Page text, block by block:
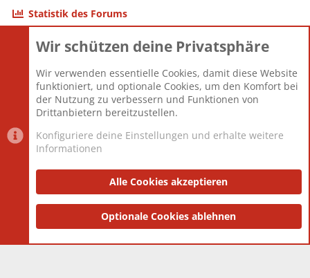
Statistik des Forums
Themen
Mitglieder
12.427
Neuestes Mitglied
Berlin
Datenschutzerklärung Impressum
Community platform by XenForo® © 2010-2025 XenForo Ltd.
and add-ons by ThemeHouse
Wir schützen deine Privatsphäre
Wir verwenden essentielle Cookies, damit diese Website
funktioniert, und optionale Cookies, um den Komfort bei
der Nutzung zu verbessern und Funktionen von
Drittanbietern bereitzustellen.
Konfiguriere deine Einstellungen und erhalte weitere
Informationen
Alle Cookies akzeptieren
Optionale Cookies ablehnen